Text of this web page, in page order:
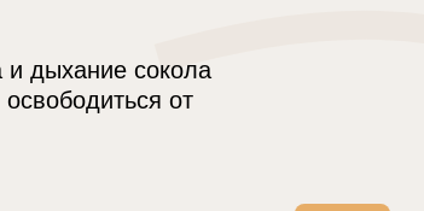
дыхание сокола
от